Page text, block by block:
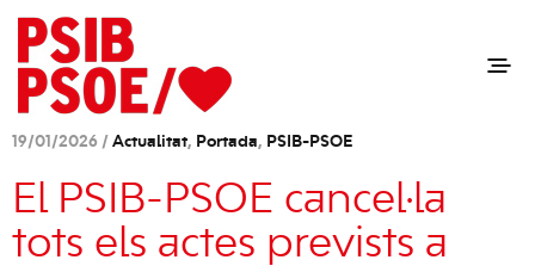
19/01/2026 / Actualitat, Portada, PSIB-PSOE
El PSIB-PSOE cancel·la
tots els actes prevists a